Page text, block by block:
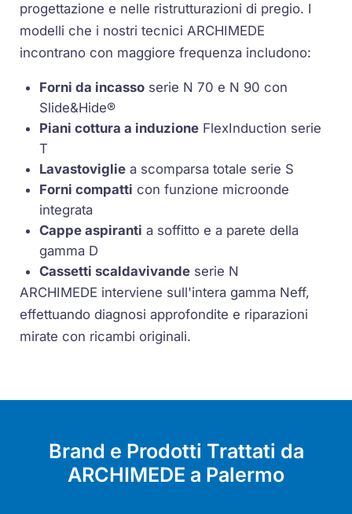
progettazione e nelle ristrutturazioni di pregio. I
modelli che i nostri tecnici ARCHIMEDE
incontrano con maggiore frequenza includono:
Forni da incasso serie N 70 e N 90 con
Slide&Hide®
Piani cottura a induzione FlexInduction serie
T
Lavastoviglie a scomparsa totale serie S
Forni compatti con funzione microonde
integrata
Cappe aspiranti a soffitto e a parete della
gamma D
Cassetti scaldavivande serie N
ARCHIMEDE interviene sull'intera gamma Neff,
effettuando diagnosi approfondite e riparazioni
mirate con ricambi originali.
Brand e Prodotti Trattati da
ARCHIMEDE a Palermo